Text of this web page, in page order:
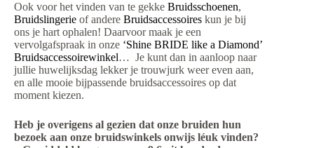
Ook voor het vinden van te gekke Bruidsschoenen,
Bruidslingerie of andere Bruidsaccessoires kun je bij
ons je hart ophalen! Daarvoor maak je een
vervolgafspraak in onze ‘Shine BRIDE like a Diamond’
Bruidsaccessoirewinkel… Je kunt dan in aanloop naar
jullie huwelijksdag lekker je trouwjurk weer even aan,
en alle mooie bijpassende bruidsaccessoires op dat
moment kiezen.
Heb je overigens al gezien dat onze bruiden hun
bezoek aan onze bruidswinkels onwijs léuk vinden?